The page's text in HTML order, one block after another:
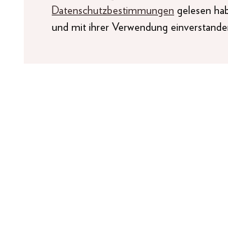
Datenschutzbestimmungen gelesen
und mit ihrer Verwendung